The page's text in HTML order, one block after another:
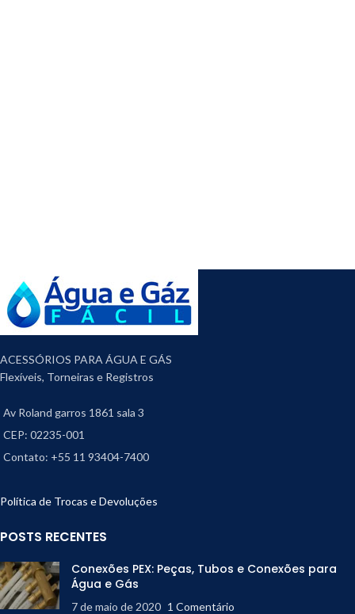
ACESSÓRIOS PARA ÁGUA E GÁS
Flexíveis, Torneiras e Registros
Av Roland garros 1861 sala 3
CEP: 02235-001
Contato: +55 11 93404-7400
Política de Trocas e Devoluções
POSTS RECENTES
Conexões PEX: Peças, Tubos e Conexões para
Água e Gás
7 de maio de 2020 1 Comentário